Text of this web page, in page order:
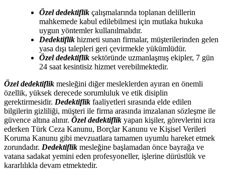
Özel dedektiflik çalışmalarında toplanan delillerin
mahkemede kabul edilebilmesi için mutlaka hukuka
uygun yöntemler kullanılmalıdır.
Dedektiflik hizmeti sunan firmalar, müşterilerinden gelen
yasa dışı talepleri geri çevirmekle yükümlüdür.
Özel dedektiflik sektöründe uzmanlaşmış ekipler, 7 gün
24 saat kesintisiz hizmet verebilmektedir.
Özel dedektiflik mesleğini diğer mesleklerden ayıran en önemli
özellik, yüksek derecede sorumluluk ve etik disiplin
gerektirmesidir. Dedektiflik faaliyetleri sırasında elde edilen
bilgilerin gizliliği, müşteri ile firma arasında imzalanan sözleşme ile
güvence altına alınır. Özel dedektiflik yapan kişiler, görevlerini icra
ederken Türk Ceza Kanunu, Borçlar Kanunu ve Kişisel Verileri
Koruma Kanunu gibi mevzuatlara tamamen uyumlu hareket etmek
zorundadır. Dedektiflik mesleğine başlamadan önce bayrağa ve
vatana sadakat yemini eden profesyoneller, işlerine dürüstlük ve
kararlılıkla devam etmektedir.